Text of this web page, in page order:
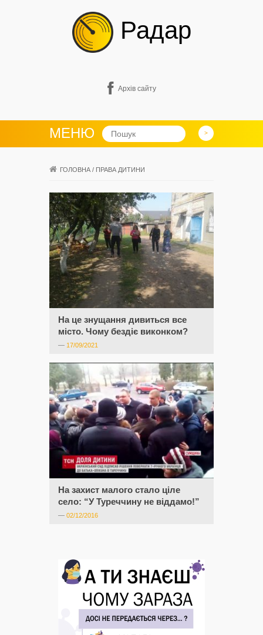
Радар
Архів сайту
МЕНЮ
ГОЛОВНА / ПРАВА ДИТИНИ
На це знущання дивиться все
місто. Чому бездіє виконком?
— 17/09/2021
На захист малого стало ціле
село: “У Туреччину не віддамо!”
— 02/12/2016